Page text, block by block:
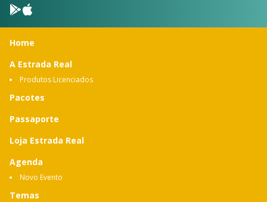
Home
A Estrada Real
Produtos Licenciados
Pacotes
Passaporte
Loja Estrada Real
Agenda
Novo Evento
Temas